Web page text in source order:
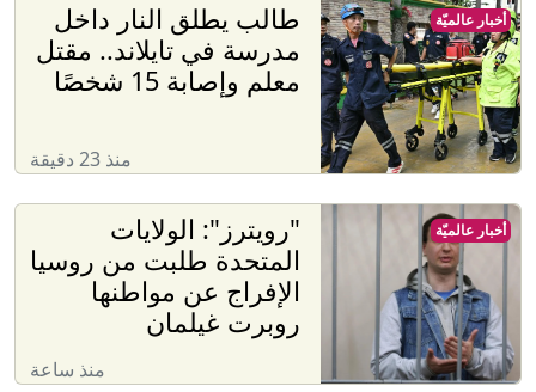
طالب يطلق النار داخل
مدرسة في تايلاند.. مقتل
معلم وإصابة 15 شخصًا
منذ 23 دقيقة
أخبار عالميّة
"رويترز": الولايات
المتحدة طلبت من روسيا
الإفراج عن مواطنها
روبرت غيلمان
منذ ساعة
أخبار عالميّة